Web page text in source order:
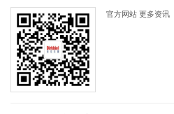
官方网站 更多资讯